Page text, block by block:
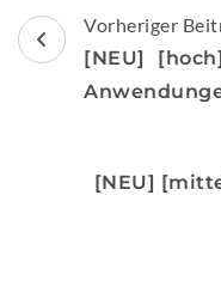
Vorheriger
[NEU]
[NEU]